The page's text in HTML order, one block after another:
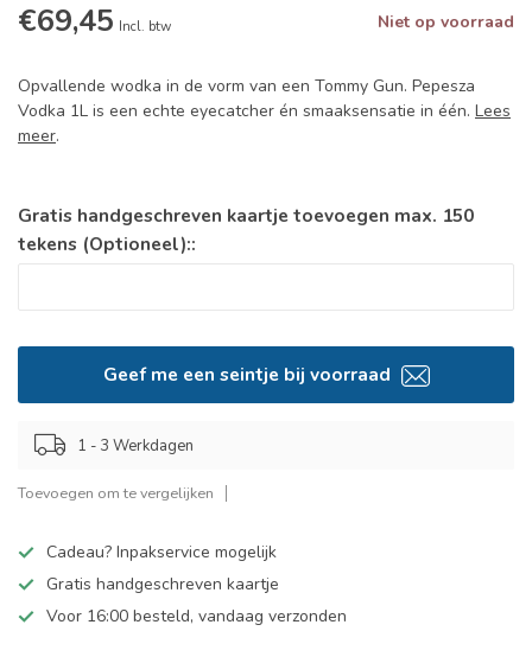
€69,45 Incl. btw Niet op voorraad
Opvallende wodka in de vorm van een Tommy Gun. Pepesza
Vodka 1L is een echte eyecatcher én smaaksensatie in één. Lees
meer.
Gratis handgeschreven kaartje toevoegen max. 150
tekens (Optioneel)::
Geef me een seintje bij voorraad
1 - 3 Werkdagen
Toevoegen om te vergelijken
Cadeau? Inpakservice mogelijk
Gratis handgeschreven kaartje
Voor 16:00 besteld, vandaag verzonden